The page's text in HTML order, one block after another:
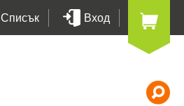
Списък Вход